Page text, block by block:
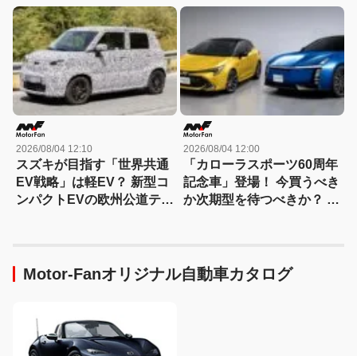
る？
は新たな領域へ
2026/08/04 12:10
スズキが目指す「世界共通
EV戦略」は軽EV？ 新型コ
ンパクトEVの欧州公道テス
2026/08/04 12:00
「カローラスポーツ60周年
記念車」登場！ 今買うべき
か次期型を待つべきか？ ハ
Motor-Fanオリジナル自動車カタログ